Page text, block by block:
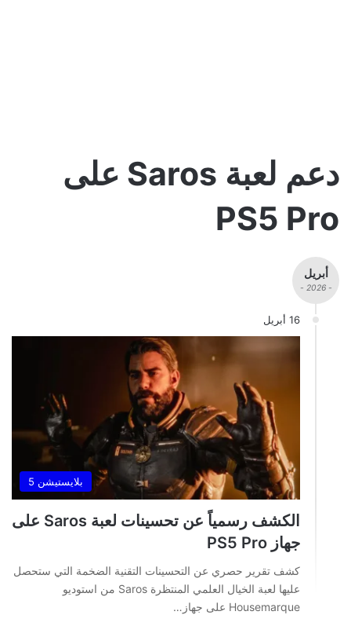
دعم لعبة Saros على
PS5 Pro
أبريل
- 2026 -
16 أبريل
بلايستيشن 5
الكشف رسمياً عن تحسينات لعبة Saros على
جهاز PS5 Pro
كشف تقرير حصري عن التحسينات التقنية الضخمة التي ستحصل
عليها لعبة الخيال العلمي المنتظرة Saros من استوديو
Housemarque على جهاز…